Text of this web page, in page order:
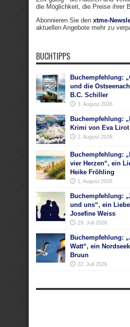
die Möglichkeit, die Preise ihrer
Abonnieren Sie den xtme-
aktuellen Angebote mehr zu
BUCHTIPPS
Buchempfehlung:
und die
B.C. Schiller
3. August 2026
Buchempfehlung:
Krimi von Eva Lirot
2. August 2026
Buchempfehlung:
vier Herzen“, ein
Heike Fröhling
1. August 2026
Buchempfehlung:
und uns“, ein
Josefine Weiss
29. Juli 2026
Buchempfehlung:
Watt“, ein
Bruun
22. Juli 2026